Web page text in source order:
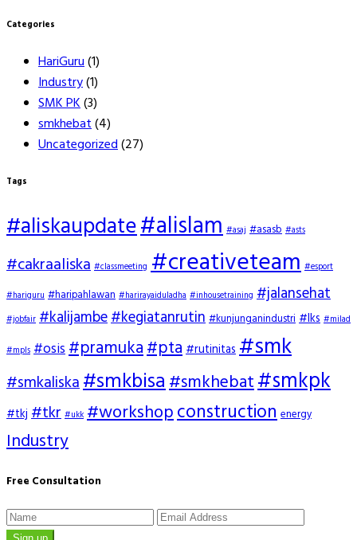
Categories
HariGuru(1)
Industry(1)
SMK PK(3)
smkhebat(4)
Uncategorized(27)
Tags
#aliskaupdate#alislam #asaj #asasb #asts
#cakraaliska #classmeeting #creativeteam #esport
#hariguru #haripahlawan #harirayaiduladha #inhousetraining #jalansehat
#jobfair #kalijambe#kegiatanrutin#kunjunganindustri#lks #milad
#mpls #osis#pramuka#pta#rutinitas#smk
#smkaliska#smkbisa#smkhebat#smkpk
#tkj #tkr #ukk #workshopconstructionenergy
Industry
Free Consultation